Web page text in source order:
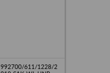
992700/611/1228/2